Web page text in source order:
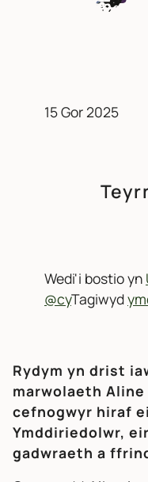
15 Gor 2025
Wedi'i bostio yn
@cyTagiwyd
Rydym yn drist
marwolaeth Aline
cefnogwyr hiraf
Ymddiriedolwr,
gadwraeth a